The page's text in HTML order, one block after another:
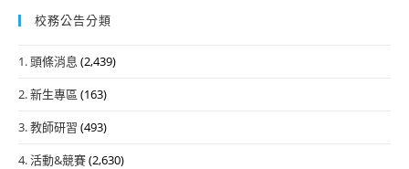
校務公告分類
1. 頭條消息 (2,439)
2. 新生專區 (163)
3. 教師研習 (493)
4. 活動&競賽(2,630)